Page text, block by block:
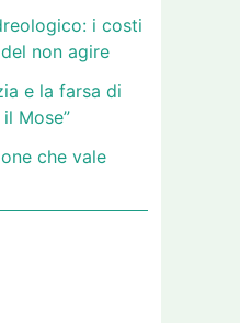
i costi
non agire
e la farsa di
il Mose”
che vale